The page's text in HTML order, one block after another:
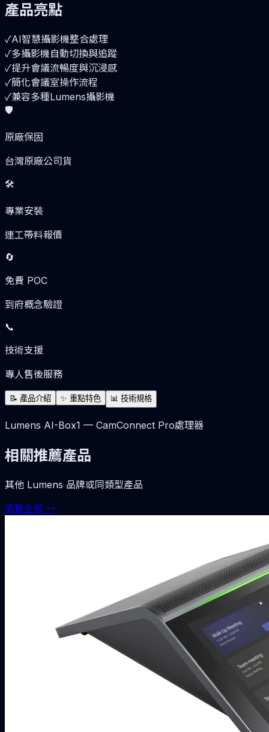
產品亮點
✓AI智慧攝影機整合處理
✓多攝影機自動切換與追蹤
✓提升會議流暢度與沉浸感
✓簡化會議室操作流程
✓兼容多種Lumens攝影機
🛡️
原廠保固
台灣原廠公司貨
🛠️
專業安裝
連工帶料報價
🔄
免費 POC
到府概念驗證
📞
技術支援
專人售後服務
📝 產品介紹 ✨ 重點特色 📊 技術規格
Lumens AI-Box1 — CamConnect Pro處理器
相關推薦產品
其他 Lumens 品牌或同類型產品
瀏覽全部 →